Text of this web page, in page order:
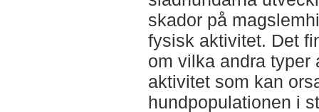
skador på
fysisk aktivitet. Det
om vilka andra typer
aktivitet som kan
hundpopulationen i